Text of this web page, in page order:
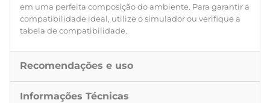
em uma perfeita composição do ambiente. Para garantir a
compatibilidade ideal, utilize o simulador ou verifique a
tabela de compatibilidade.
Recomendações e uso
Informações Técnicas